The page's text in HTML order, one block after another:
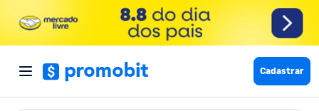
Cadastrar